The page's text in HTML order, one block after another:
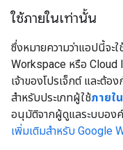
ใช้ภายในเท่านั้น
ซึ่งหมายความว่าแอปนี้จะ
Workspace หรือ
เจ้าของโปรเจ็กต์ และต้
สำหรับประเภทผู้ใช้ภายใน
อนุมัติจากผู้ดูแลระบบอง
เพิ่มเติมสำหรับ Google